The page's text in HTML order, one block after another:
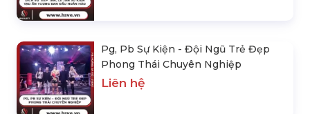
Pg, Pb Sự Kiện - Đội Ngũ Trẻ Đẹp
Phong Thái Chuyên Nghiệp
Liên hệ